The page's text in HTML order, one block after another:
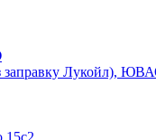
заправку Лукойл),
15с2